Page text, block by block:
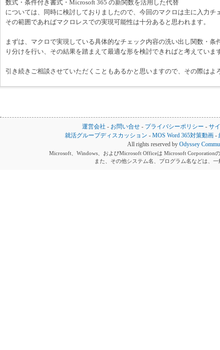
数式・条件付き書式・Microsoft 365 の新関数を活用した代替
については、同時に検討しておりましたので、今回のマクロは主に入力チ
その範囲であればマクロレスでの実現可能性は十分あると思われます。
まずは、マクロで実現している具体的なチェック内容の洗い出し関数・条
り分けを行い、その結果を踏まえて最適な形を検討できればと考えていま
引き続きご相談させていただくこともあるかと思いますので、その際はよ
運営会社 - お問い合せ - プライバシーポリシー - サ
就活グループディスカッション -MOS Word 365対策動画 -
All rights reserved by Odyssey
Microsoft、Windows、およびMicrosoft Officeは Microsoft Corporation
また、その他システム名、プログラム名などは、